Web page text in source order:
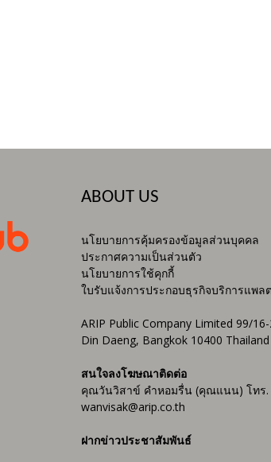
ABOUT US
นโยบายการคุ้มครองข้อมูลส่วนบุคคล
ประกาศความเป็นส่วนตัว
นโยบายการใช้คุกกี้
ใบรับแจ้งการประกอบธุรกิจบริการแพ
ARIP Public Company Limited 99/
Din Daeng, Bangkok 10400
สนใจลงโฆษณาติดต่อ
คุณวันวิสาข์ คำหอมรื่น (คุณแนน) โทร.
wanvisak@arip.co.th
ฝากข่าวประชาสัมพันธ์